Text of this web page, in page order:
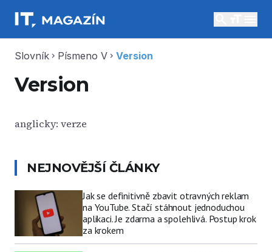
Slovník chevron_right Písmeno V chevron_right Version
Version
anglicky: verze
NEJNOVĚJŠÍ ČLÁNKY
Jak se definitivně zbavit otravných reklam
na YouTube. Stačí stáhnout jednoduchou
aplikaci. Je zdarma a spolehlivá. Postup krok
za krokem